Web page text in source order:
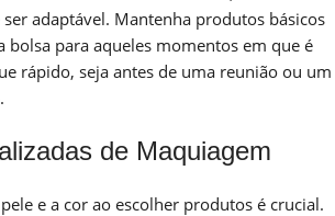
adaptável. Mantenha produtos básicos
bolsa para aqueles momentos em que é
rápido, seja antes de uma reunião ou um
de Maquiagem
e a cor ao escolher produtos é crucial.